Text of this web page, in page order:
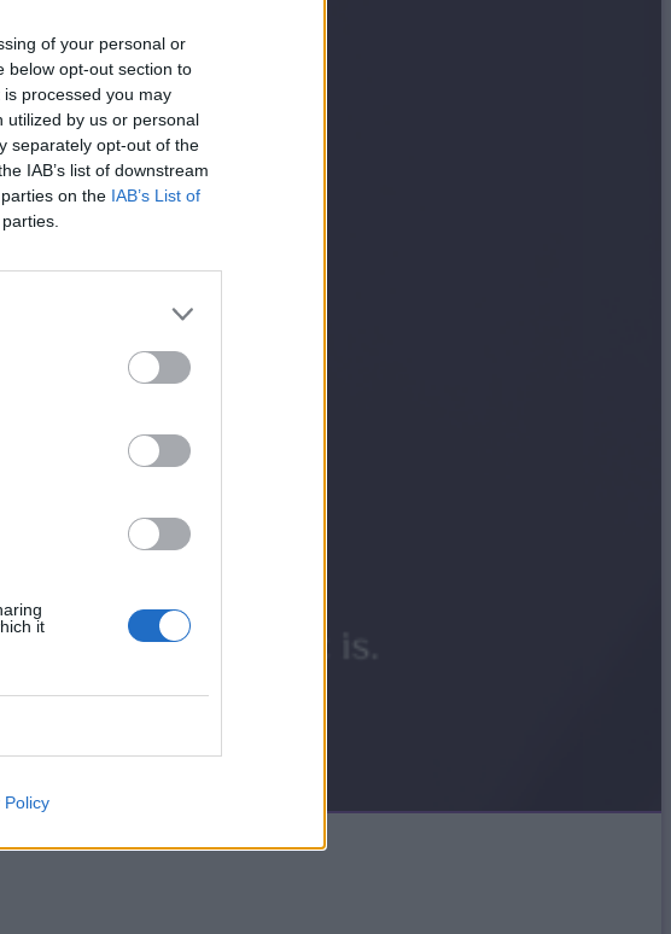
of your personal or
below opt-out section to
processed you may
utilized by us or personal
separately opt-out of the
IAB’s list of downstream
on the IAB’s List of
it
Policy